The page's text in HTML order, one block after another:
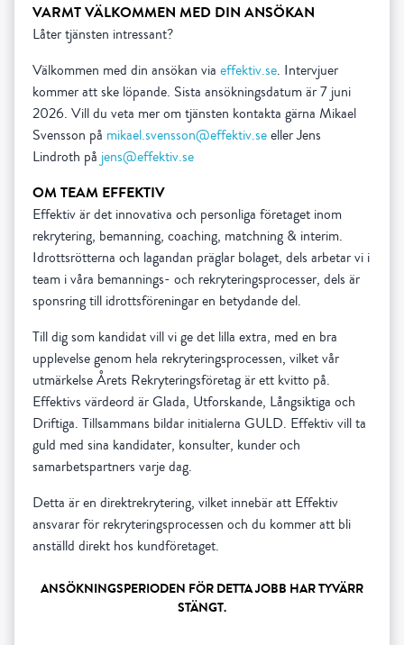
VARMT VÄLKOMMEN MED DIN ANSÖKAN
Låter tjänsten intressant?
Välkommen med din ansökan via effektiv.se. Intervjuer
kommer att ske löpande. Sista ansökningsdatum är 7 juni
2026. Vill du veta mer om tjänsten kontakta gärna Mikael
Svensson på mikael.svensson@effektiv.seeller Jens
Lindroth på jens@effektiv.se
OM TEAM EFFEKTIV
Effektiv är det innovativa och personliga företaget inom
rekrytering, bemanning, coaching, matchning & interim.
Idrottsrötterna och lagandan präglar bolaget, dels arbetar vi i
team i våra bemannings- och rekryteringsprocesser, dels är
sponsring till idrottsföreningar en betydande del.
Till dig som kandidat vill vi ge det lilla extra, med en bra
upplevelse genom hela rekryteringsprocessen, vilket vår
utmärkelse Årets Rekryteringsföretag är ett kvitto på.
Effektivs värdeord är Glada, Utforskande, Långsiktiga och
Driftiga. Tillsammans bildar initialerna GULD. Effektiv vill ta
guld med sina kandidater, konsulter, kunder och
samarbetspartners varje dag.
Detta är en direktrekrytering, vilket innebär att Effektiv
ansvarar för rekryteringsprocessen och du kommer att bli
anställd direkt hos kundföretaget.
ANSÖKNINGSPERIODEN FÖR DETTA JOBB HAR TYVÄRR
STÄNGT.